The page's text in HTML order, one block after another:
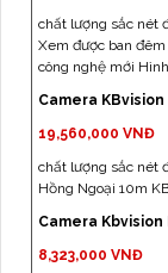
chất lượng sắc nét
Xem được ban
công nghệ mới
Camera KBvision
19,560,000 VNĐ
chất lượng sắc nét
Hồng Ngoại 10m
Camera Kbvision
8,323,000 VNĐ